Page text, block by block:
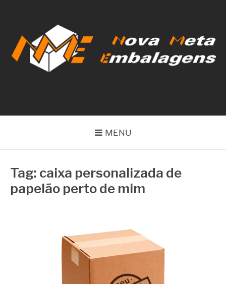
conteúdo
MENU
Tag: caixa personalizada de
papelão perto de mim